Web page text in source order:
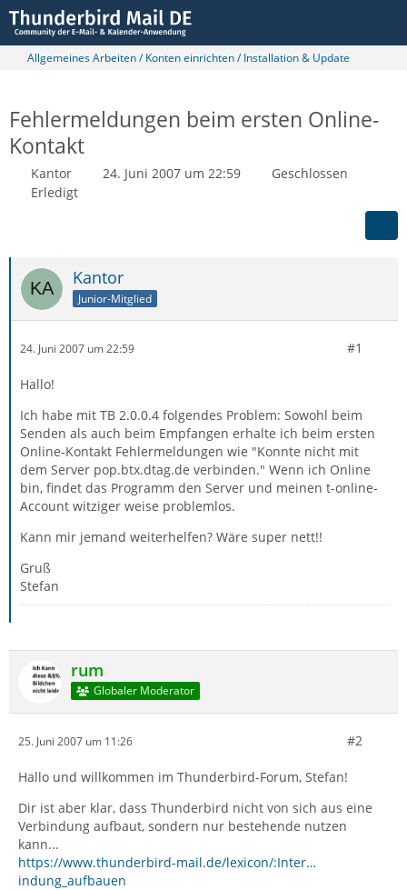
Allgemeines Arbeiten / Konten einrichten / Installation & Update
Fehlermeldungen beim ersten Online-
Kontakt
Kantor 24. Juni 2007 um 22:59
Geschlossen
Erledigt
Kantor
Junior-Mitglied
24. Juni 2007 um 22:59 #1
Hallo!
Ich habe mit TB 2.0.0.4 folgendes Problem: Sowohl beim
Senden als auch beim Empfangen erhalte ich beim ersten
Online-Kontakt Fehlermeldungen wie "Konnte nicht mit
dem Server pop.btx.dtag.de verbinden." Wenn ich Online
bin, findet das Programm den Server und meinen t-online-
Account witziger weise problemlos.
Kann mir jemand weiterhelfen? Wäre super nett!!
Gruß
Stefan
rum
Globaler Moderator
25. Juni 2007 um 11:26 #2
Hallo und willkommen im Thunderbird-Forum, Stefan!
Dir ist aber klar, dass Thunderbird nicht von sich aus eine
Verbindung aufbaut, sondern nur bestehende nutzen
kann...
https://www.thunderbird-mail.de/lexicon/:Inter…
indung_aufbauen